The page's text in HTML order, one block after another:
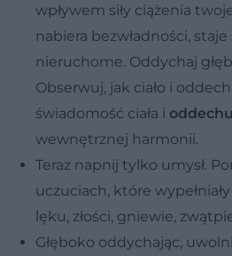
wpływem siły ciążenia
nabiera bezwładności, staje
nieruchome. Oddychaj
Obserwuj, jak ciało i
świadomość ciała i oddechu
wewnętrznej harmonii.
Teraz napnij tylko umysł.
uczuciach, które
lęku, złości, gniewie,
Głęboko oddychając,